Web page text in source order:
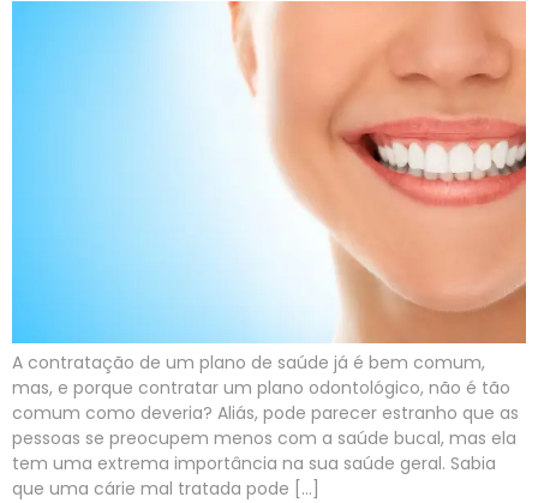
A contratação de um plano de saúde já é bem comum,
mas, e porque contratar um plano odontológico, não é tão
comum como deveria? Aliás, pode parecer estranho que as
pessoas se preocupem menos com a saúde bucal, mas ela
tem uma extrema importância na sua saúde geral. Sabia
que uma cárie mal tratada pode […]